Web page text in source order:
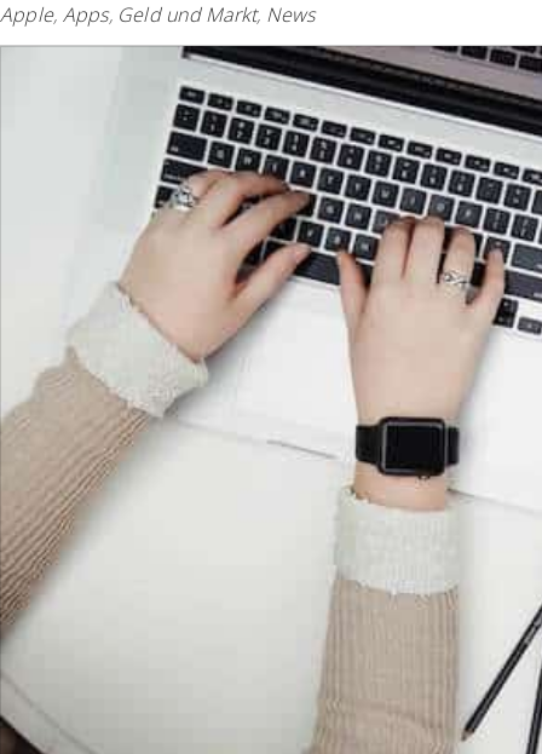
Apple, Apps, Geld und Markt, News